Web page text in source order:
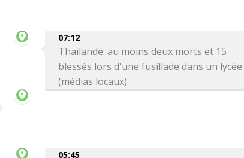
07:12
Thaïlande: au moins deux morts et 15
blessés lors d'une fusillade dans un lycée
(médias locaux)
05:45